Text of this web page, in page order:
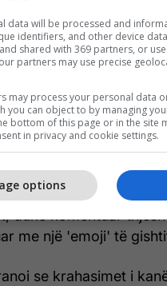
duke komentuar
me një 'emoji' të
se krahasimet i
data will be processed and
identifiers, and other device
shared with 369 partners, or
partners may use precise
may process your personal data
you can object to by managing
bottom of this page or in the site
in privacy and cookie settings.
options